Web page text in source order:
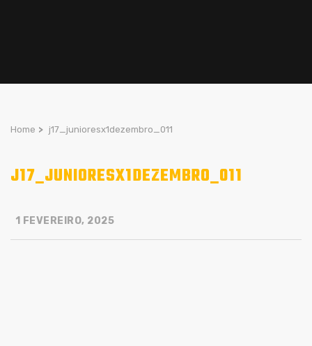
Home > j17_junioresx1dezembro_011
J17_JUNIORESX1DEZEMBRO_011
1 FEVEREIRO, 2025